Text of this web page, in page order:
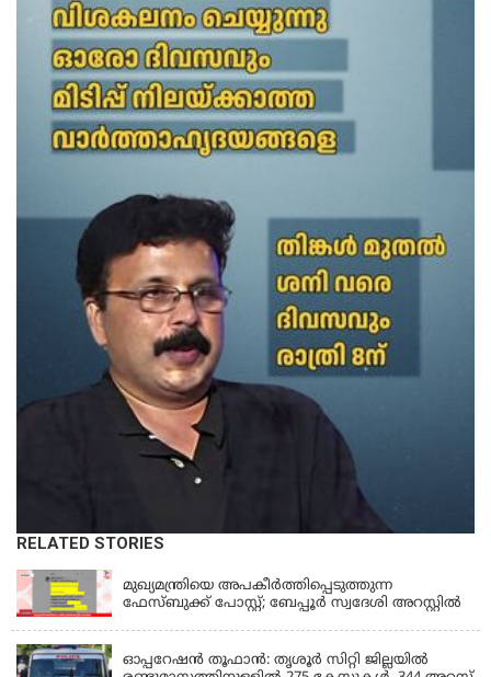
RELATED STORIES
KERALA
മുഖ്യമന്ത്രിയെ അപകീർത്തിപ്പെടുത്തുന്ന
ഫേസ്‌ബുക്ക് പോസ്റ്റ്; ബേപ്പൂർ സ്വദേശി അറസ്റ്റിൽ
ഓപ്പറേഷൻ തൂഫാൻ: തൃശൂർ സിറ്റി ജില്ലയിൽ